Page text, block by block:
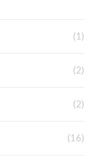
(1)
(2)
(2)
(16)